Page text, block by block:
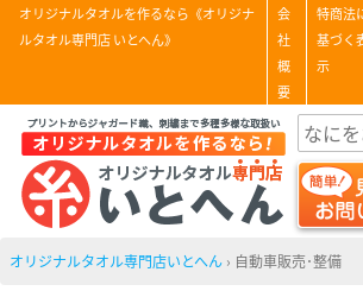
オリジナルタオルを作るなら《オリジナ
ルタオル専門店 いとへん》
会
社
概
要
特商法
基づく
示
オリジナルタオル専門店いとへん › 自動車販売･整備